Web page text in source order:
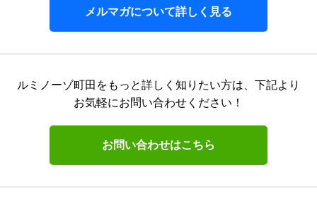
メルマガについて詳しく見る
ルミノーゾ町田をもっと詳しく知りたい方は、 下記より
お気軽にお問い合わせください！
お問い合わせはこちら